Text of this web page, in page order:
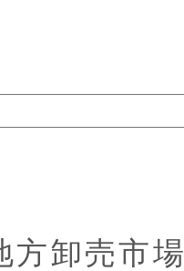
方卸売市場